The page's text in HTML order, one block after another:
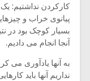
کارکردن نداشتیم:
پیانوی خراب و
بسیار کوچک بود در
آنجا انجام می دادیم.
به آنها یادآوری می
نداریم آنها باید
متن
شیش